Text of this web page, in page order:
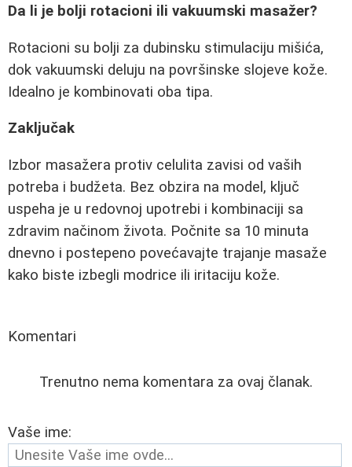
Da li je bolji rotacioni ili vakuumski masažer?
Rotacioni su bolji za dubinsku stimulaciju mišića,
dok vakuumski deluju na površinske slojeve kože.
Idealno je kombinovati oba tipa.
Zaključak
Izbor masažera protiv celulita zavisi od vaših
potreba i budžeta. Bez obzira na model, ključ
uspeha je u redovnoj upotrebi i kombinaciji sa
zdravim načinom života. Počnite sa 10 minuta
dnevno i postepeno povećavajte trajanje masaže
kako biste izbegli modrice ili iritaciju kože.
Komentari
Trenutno nema komentara za ovaj članak.
Vaše ime: